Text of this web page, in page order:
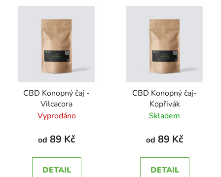
CBD Konopný čaj -
Vilcacora
Vyprodáno
od 89 Kč
DETAIL
CBD Konopný čaj-
Kopřivák
Skladem
od 89 Kč
DETAIL